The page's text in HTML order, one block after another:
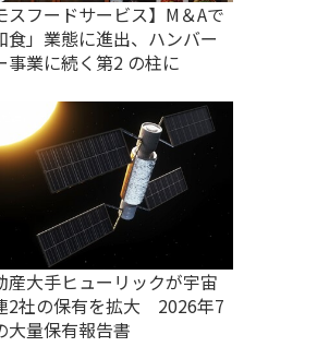
スフードサービス】M＆Aで
食」業態に進出、ハンバー
事業に続く第2 の柱に
産大手ヒューリックが宇宙
2社の保有を拡大 2026年7
大量保有報告書